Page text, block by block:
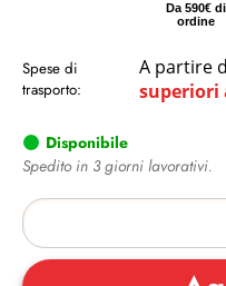
Da 590€ di
ordine
Spese di
trasporto:
A partire
superiori
Disponibile
Spedito in 3 giorni lavorativi.